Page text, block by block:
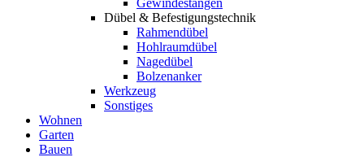
Dübel & Befestigungstechnik
Rahmendübel
Hohlraumdübel
Nagedübel
Bolzenanker
Werkzeug
Sonstiges
Wohnen
Garten
Bauen